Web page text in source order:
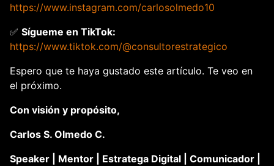
https://www.instagram.com/carlosolmedo10
✅ Sígueme en TikTok:
https://www.tiktok.com/@consultorestrategico
Espero que te haya gustado este artículo. Te veo en
el próximo.
Con visión y propósito,
Carlos S. Olmedo C.
Speaker | Mentor | Estratega Digital | Comunicador |